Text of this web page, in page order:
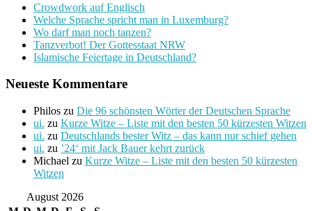
Crowdwork auf Englisch
Welche Sprache spricht man in Luxemburg?
Wo darf man noch tanzen?
Tanzverbot! Der Gottesstaat NRW
Islamische Feiertage in Deutschland?
Neueste Kommentare
Philos zu Die 96 schönsten Wörter der Deutschen Sprache
ui. zu Kurze Witze – Liste mit den besten 50 kürzesten Witzen
ui. zu Deutschlands bester Witz – das kann nur schief gehen
ui. zu ’24‘ mit Jack Bauer kehrt zurück
Michael zu Kurze Witze – Liste mit den besten 50 kürzesten
Witzen
August 2026